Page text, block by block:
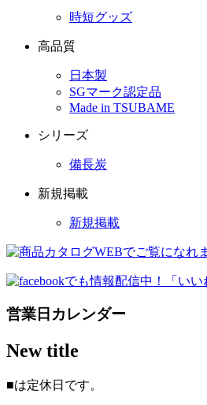
時短グッズ
高品質
日本製
SGマーク認定品
Made in TSUBAME
シリーズ
備長炭
新規掲載
新規掲載
営業日カレンダー
New title
■は定休日です。